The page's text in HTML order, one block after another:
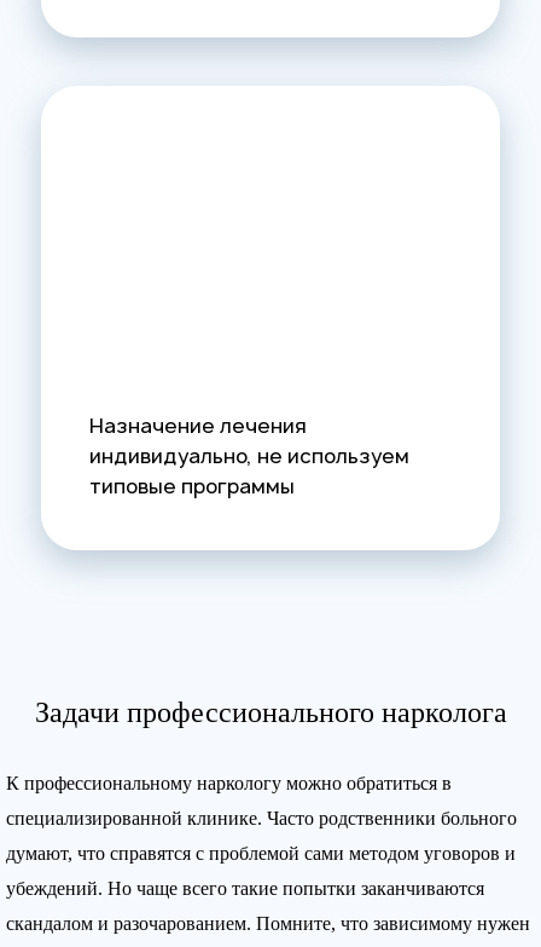
Назначение лечения
индивидуально, не используем
типовые программы
Задачи профессионального нарколога
К профессиональному наркологу можно обратиться в
специализированной клинике. Часто родственники больного
думают, что справятся с проблемой сами методом уговоров и
убеждений. Но чаще всего такие попытки заканчиваются
скандалом и разочарованием. Помните, что зависимому нужен